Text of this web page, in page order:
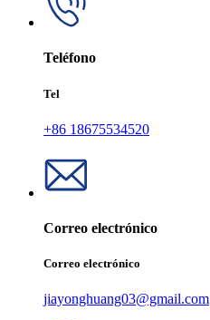
Teléfono
Tel
+86 18675534520
Correo electrónico
Correo electrónico
jiayonghuang03@gmail.com